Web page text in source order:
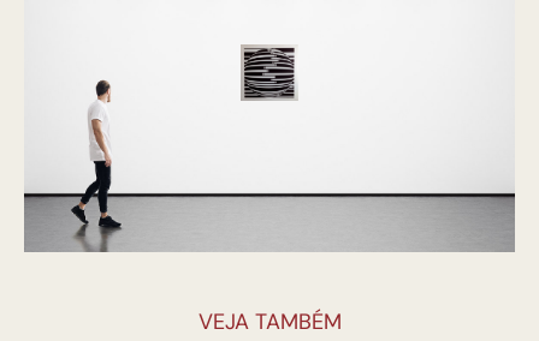
VEJA TAMBÉM